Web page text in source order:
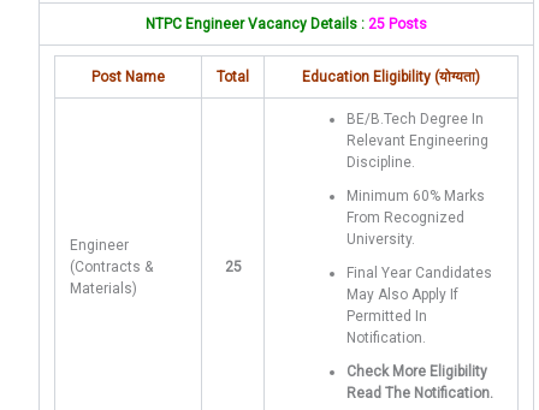
NTPC Engineer Vacancy Details :25 Posts
Post Name Total Education Eligibility (योग्यता)
Engineer
(Contracts &
Materials)
25
BE/B.Tech Degree In
Relevant Engineering
Discipline.
Minimum 60% Marks
From Recognized
University.
Final Year Candidates
May Also Apply If
Permitted In
Notification.
Check More Eligibility
Read The Notification.